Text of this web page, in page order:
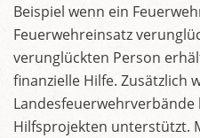
Beispiel wenn ein
Feuerwehreinsatz
verunglückten Person
finanzielle Hilfe. Zusätzlich
Landesfeuerwehrverbände
Hilfsprojekten unterstützt.